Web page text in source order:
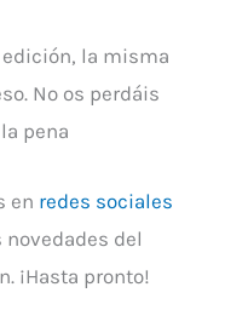
la misma
No os perdáis
pena
en redes sociales
del
¡Hasta pronto!